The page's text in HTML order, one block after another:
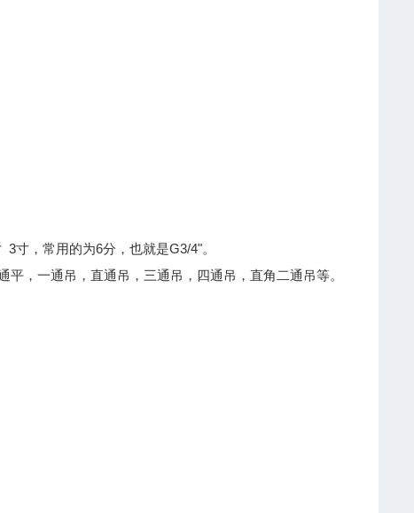
，常用的为6分，也就是G3/4"。
，一通吊，直通吊，三通吊，四通吊，直角二通吊等。